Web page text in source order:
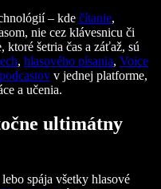
– kde čítanie,
nie cez klávesnicu či
šetria čas a záťaž, sú
, hlasového písania, Voice
v jednej platforme,
a učenia.
ultimátny
spája všetky hlasové